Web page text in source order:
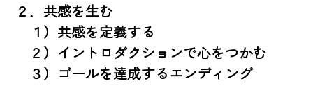
２．共感を生む
１）共感を定義する
２）イントロダクションで心をつかむ
３）ゴールを達成するエンディング